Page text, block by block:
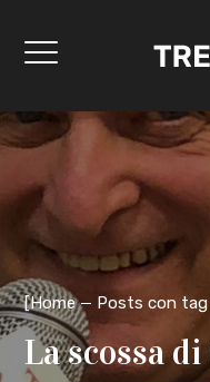
[Home Posts con tag
La scossa